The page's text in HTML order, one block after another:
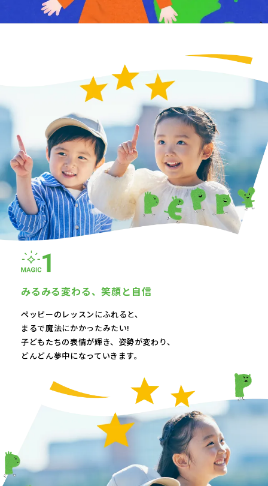
みるみる変わる、笑顔と自信
ペッピーのレッスンにふれると、
まるで魔法にかかったみたい!
子どもたちの表情が輝き、 姿勢が変わり、
どんどん夢中になっていきます。